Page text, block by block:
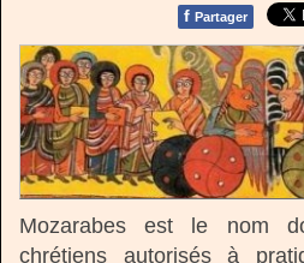
f Partager
Mozarabes est le nom
chrétiens autorisés à